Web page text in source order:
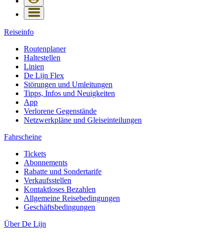
Reiseinfo
Routenplaner
Haltestellen
Linien
De Lijn Flex
Störungen und Umleitungen
Tipps, Infos und Neuigkeiten
App
Verlorene Gegenstände
Netzwerkpläne und Gleiseinteilungen
Fahrscheine
Tickets
Abonnements
Rabatte und Sondertarife
Verkaufsstellen
Kontaktloses Bezahlen
Allgemeine Reisebedingungen
Geschäftsbedingungen
Über De Lijn